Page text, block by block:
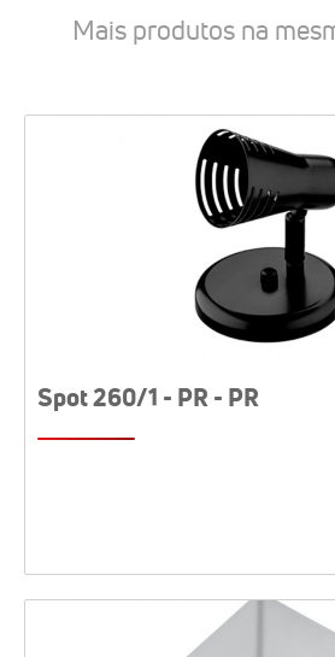
Mais produtos na
Spot 260/1 - PR - PR